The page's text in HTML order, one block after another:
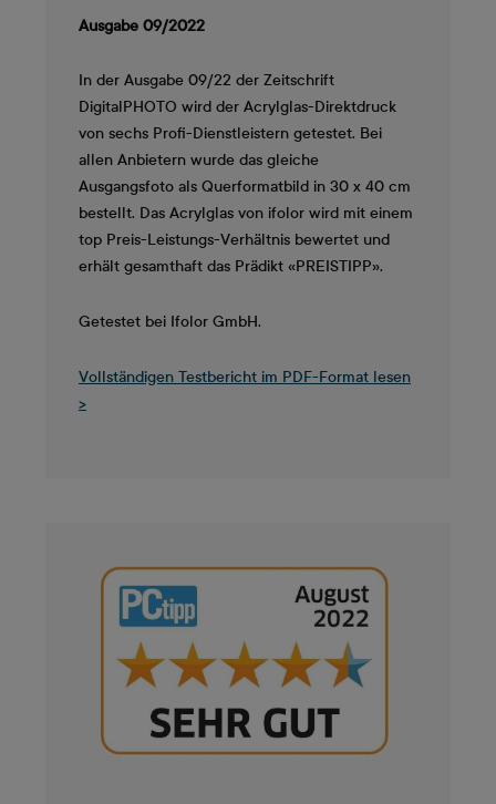
Ausgabe 09/2022
In der Ausgabe 09/22 der Zeitschrift
DigitalPHOTO wird der Acrylglas-Direktdruck
von sechs Profi-Dienstleistern getestet. Bei
allen Anbietern wurde das gleiche
Ausgangsfoto als Querformatbild in 30 x 40 cm
bestellt. Das Acrylglas von ifolor wird mit einem
top Preis-Leistungs-Verhältnis bewertet und
erhält gesamthaft das Prädikt «PREISTIPP».
Getestet bei Ifolor GmbH.
Vollständigen Testbericht im PDF-Format lesen
>